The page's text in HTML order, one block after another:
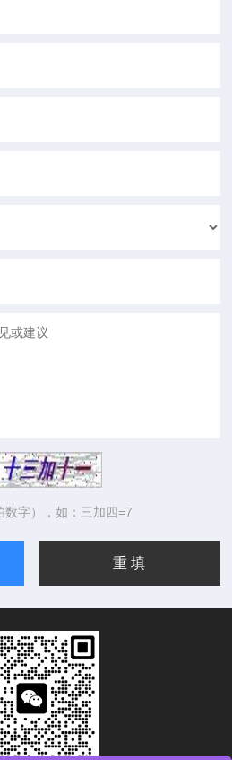
字），如：三加四=7